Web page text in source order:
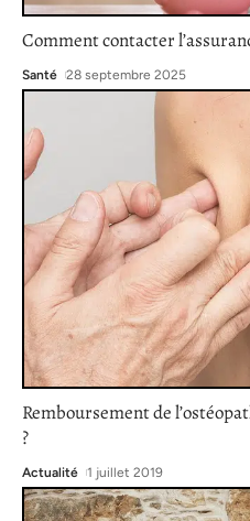
Comment contacter
Santé 28 septembre 2025
Remboursement de
?
Actualité 1 juillet 2019